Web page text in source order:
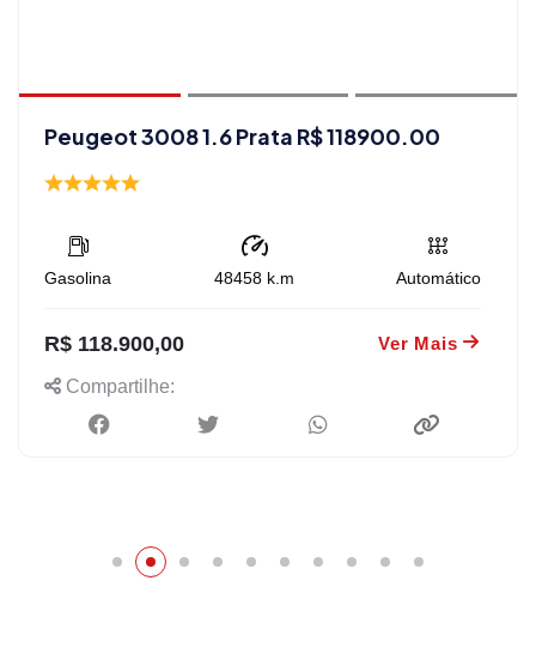
Peugeot 3008 1.6 Prata R$ 118900.00
Gasolina 48458k.m Automático
R$ 118.900,00 Ver Mais
Compartilhe: